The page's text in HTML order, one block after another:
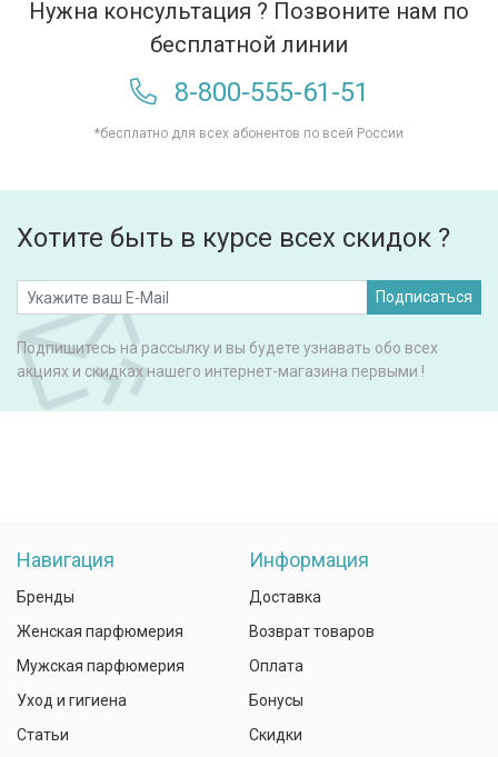
Нужна консультация ? Позвоните нам по
бесплатной линии
8-800-555-61-51
*бесплатно для всех абонентов по всей России
Хотите быть в курсе всех скидок ?
Подписаться
Подпишитесь на рассылку и вы будете узнавать обо всех
акциях и скидках нашего интернет-магазина первыми !
Навигация
Бренды
Женская парфюмерия
Мужская парфюмерия
Уход и гигиена
Статьи
Информация
Доставка
Возврат товаров
Оплата
Бонусы
Скидки